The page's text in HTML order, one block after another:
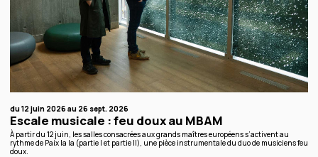
du 12 juin 2026 au 26 sept. 2026
Escale musicale : feu doux au MBAM
À partir du 12 juin, les salles consacrées aux grands maîtres européens s’activent au
rythme de Paix la la (partie I et partie II), une pièce instrumentale du duo de musiciens feu
doux.